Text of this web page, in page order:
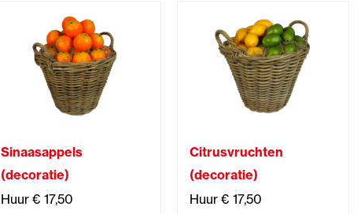
Sinaasappels
(decoratie)
Huur € 17,50
Citrusvruchten
(decoratie)
Huur € 17,50